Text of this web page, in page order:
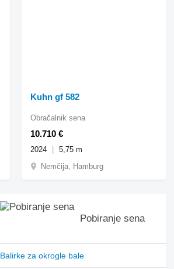
Kuhn gf 582
10.710 €
Obračalnik sena
2024
5,75 m
Nemčija, Hamburg
Pobiranje sena
Balirke za okrogle bale